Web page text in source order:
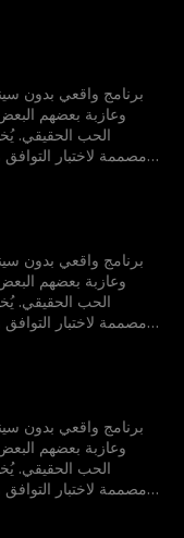
العلاقات الناشئة
مالية. هل يمكن للحب
وعازبة بعضهم
الحب الحقيقي.
مصممة لاختبار التوافق
العلاقات الناشئة
مالية. هل يمكن للحب
وعازبة بعضهم
الحب الحقيقي.
مصممة لاختبار التوافق
العلاقات الناشئة
مالية. هل يمكن للحب
وعازبة بعضهم
الحب الحقيقي.
مصممة لاختبار التوافق